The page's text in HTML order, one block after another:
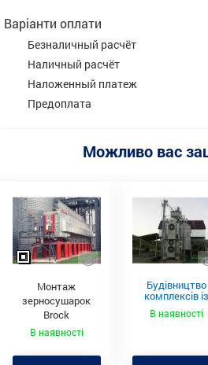
Варіанти оплати
Безналичный расчёт
Наличный расчёт
Наложенный платеж
Предоплата
Можливо вас
Монтаж
зерносушарок
Brock
В наявності
Будівництво
комплексів із
сушіння
культур
В наявності